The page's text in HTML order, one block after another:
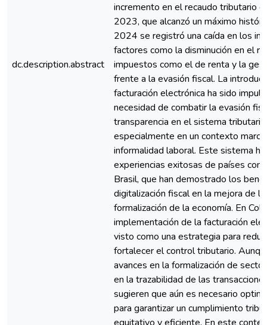
dc.description.abstract
incremento en el recaudo tributario
2023, que alcanzó un máximo
2024 se registró una caída en los
factores como la disminución en el
impuestos como el de renta y la
frente a la evasión fiscal. La
facturación electrónica ha sido
necesidad de combatir la evasión
transparencia en el sistema
especialmente en un contexto
informalidad laboral. Este sistema
experiencias exitosas de países
Brasil, que han demostrado los
digitalización fiscal en la mejora de
formalización de la economía. En
implementación de la facturación
visto como una estrategia para
fortalecer el control tributario.
avances en la formalización de
en la trazabilidad de las
sugieren que aún es necesario
para garantizar un cumplimiento